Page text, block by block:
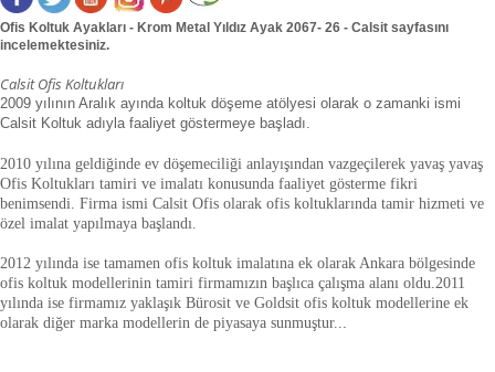
Ofis Koltuk Ayakları - Krom Metal Yıldız Ayak 2067- 26 - Calsit sayfasını
incelemektesiniz.
Calsit Ofis Koltukları
2009 yılının Aralık ayında koltuk döşeme atölyesi olarak o zamanki ismi
Calsit Koltuk adıyla faaliyet göstermeye başladı.
2010 yılına geldiğinde ev döşemeciliği anlayışından vazgeçilerek yavaş yavaş
Ofis Koltukları tamiri ve imalatı konusunda faaliyet gösterme fikri
benimsendi. Firma ismi Calsit Ofis olarak ofis koltuklarında tamir hizmeti ve
özel imalat yapılmaya başlandı.
2012 yılında ise tamamen ofis koltuk imalatına ek olarak Ankara bölgesinde
ofis koltuk modellerinin tamiri firmamızın başlıca çalışma alanı oldu. 2011
yılında ise firmamız yaklaşık Bürosit ve Goldsit ofis koltuk modellerine ek
olarak diğer marka modellerin de piyasaya sunmuştur.